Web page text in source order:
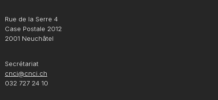
Rue de la Serre 4
Case Postale 2012
2001 Neuchâtel
Secrétariat
cnci@cnci.ch
032 727 24 10